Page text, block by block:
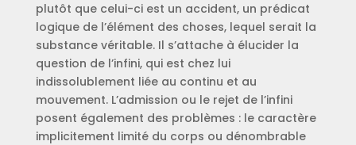
plutôt que celui-ci est un accident, un prédicat
logique de l’élément des choses, lequel serait la
substance véritable. Il s’attache à élucider la
question de l’infini, qui est chez lui
indissolublement liée au continu et au
mouvement. L’admission ou le rejet de l’infini
posent également des problèmes : le caractère
implicitement limité du corps ou dénombrable